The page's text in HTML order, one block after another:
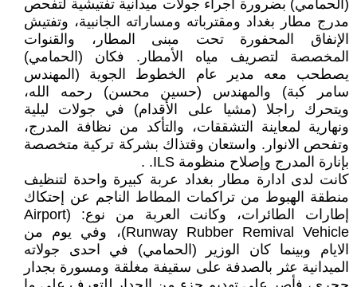
(الحمامي) بضرورة اجراء جولات ميدانية تفتيشية لتفحص
مدرج مطار بغداد ومقترباته ومساراته الجانبية، وتفتيش
الإنفاق المحفورة تحت مبنى المطار، والقنوات
المخصصة لتصريف مياه الأمطار. فكان (الحمامي)
يصطحب معه مدير عام الخطوط الجوية (المهندس
سامر كبة) والمهندس (حسين محسن) رحمه الله،
ويتحرك راجلا (مشيا على الأقدام) في جولات ليلية
ونهارية لمعاينة التشققات، والتأكد من نظافة المدرج،
وتفحص الانوار. واستعان وقتذاك بشركة تركية متخصصة
بإنارة المدرج وإصلاح منظومة ILS. .
كانت لدى ادارة مطار بغداد عربة كبيرة واحدة لتنظيف
منطقة الهبوط من تراكمات المطاط الناجم عن إحتكاك
إطارات الطائرات، وكانت العربة من نوع: (Airport
Runway Rubber Remival Vehicle)، وفي يوم من
الايام وبينما كان الوزير (الحمامي) في احدى جولاته
الميدانية عثر بالصدفة على سقيفة مغلقة ومسورة بجدار